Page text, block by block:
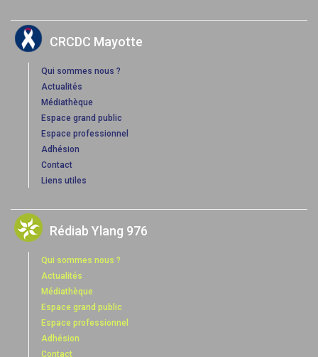
CRCDC Mayotte
Qui sommes nous ?
Actualités
Médiathèque
Espace grand public
Espace professionnel
Adhésion
Contact
Liens utiles
Rédiab Ylang 976
Qui sommes nous ?
Actualités
Médiathèque
Espace grand public
Espace professionnel
Adhésion
Contact